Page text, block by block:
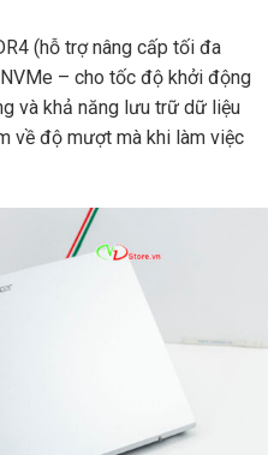
(hỗ trợ nâng cấp tối đa
– cho tốc độ khởi động
và khả năng lưu trữ dữ liệu
về độ mượt mà khi làm việc